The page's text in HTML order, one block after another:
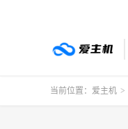
当前位置： 爱主机 >